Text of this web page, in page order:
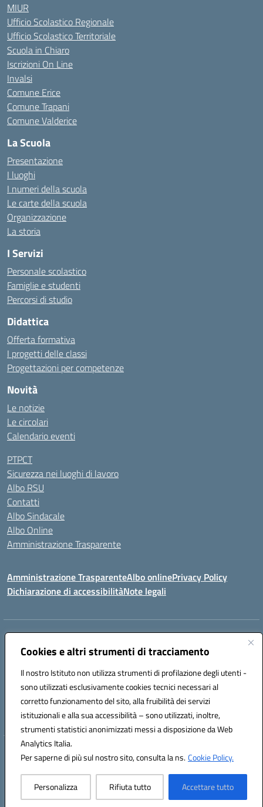
Cookies e altri strumenti di tracciamento
Il nostro Istituto non utilizza strumenti di profilazione degli utenti -
sono utilizzati esclusivamente cookies tecnici necessari al
corretto funzionamento del sito, alla fruibilità dei servizi
istituzionali e alla sua accessibilità – sono utilizzati, inoltre,
strumenti statistici anonimizzati messi a disposizione da Web
Analytics Italia.
Per saperne di più sul nostro sito, consulta la ns.Cookie Policy.
Personalizza Rifiuta tutto Accettare tutto
MIUR
Ufficio Scolastico Regionale
Ufficio Scolastico Territoriale
Scuola in Chiaro
Iscrizioni On Line
Invalsi
Comune Erice
Comune Trapani
Comune Valderice
La Scuola
Presentazione
I luoghi
I numeri della scuola
Le carte della scuola
Organizzazione
La storia
I Servizi
Personale scolastico
Famiglie e studenti
Percorsi di studio
Didattica
Offerta formativa
I progetti delle classi
Progettazioni per competenze
Novità
Le notizie
Le circolari
Calendario eventi
PTPCT
Sicurezza nei luoghi di lavoro
Albo RSU
Contatti
Albo Sindacale
Albo Online
Amministrazione Trasparente
Amministrazione TrasparenteAlbo onlinePrivacy Policy
Dichiarazione di accessibilitàNote legali
Centralino:
Posta elettronica certificata (PEC):tpis02200a@pec.istruzione.it
Codice fiscale: 93066580817
Codice meccanografico:TPIS02200A
VIA CESARÒ, 36 - 91016 ERICE - CASA SANTA (TP)
Telefono: 0923569559
Hosting & Powered by 3D Solution S.r.l.
Concept & Design by Designers Italia